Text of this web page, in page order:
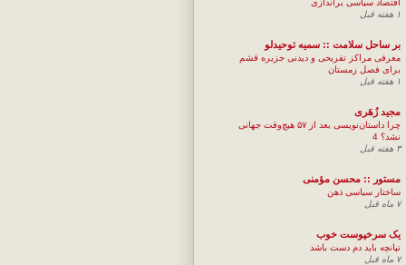
۱ هفته قبل
بر ساحل سلامت :: سمیه توحیدلو
معرفی مراکز تفریحی و دیدنی جزیره قشم
برای فصل زمستان
۱ هفته قبل
مجيد زُهَری
چرا داستان‌نویسی بعد از ۵۷ هیچ‌وقت جهانی
نشد؟ 4
۳ هفته قبل
مستور :: محسن مؤمنی
ساختار سیاسی ذهن
۷ ماه قبل
یک سرخپوست خوب
تپانچه باید دم دست باشد
۷ ماه قبل